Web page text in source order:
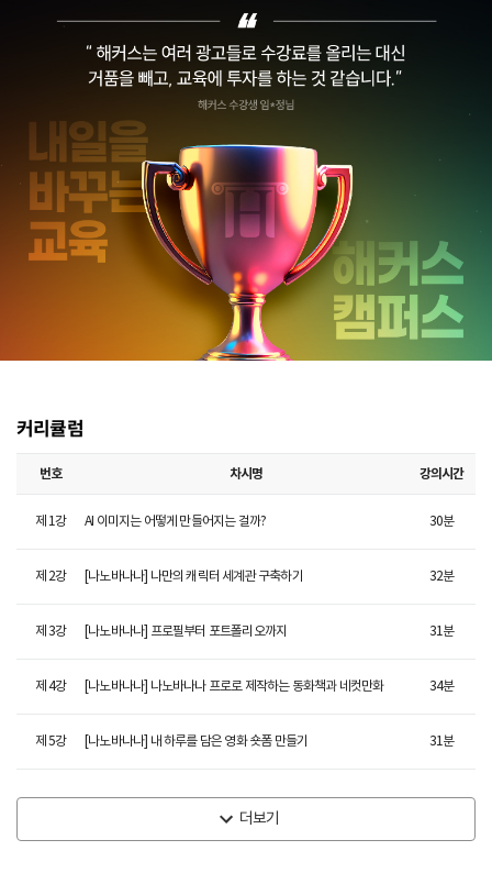
커리큘럼
번호 차시명 강의시간
제 1강 AI 이미지는 어떻게 만들어지는 걸까? 30분
제 2강 [나노바나나] 나만의 캐릭터 세계관 구축하기 32분
제3강 [나노바나나] 프로필부터 포트폴리오까지 31 분
제4강 [나노바나나] 나노바나나 프로로 제작하는 동화책과 네컷만화 34분
제5강 [나노바나나] 내 하루를 담은 영화 숏폼 만들기 31 분
더보기